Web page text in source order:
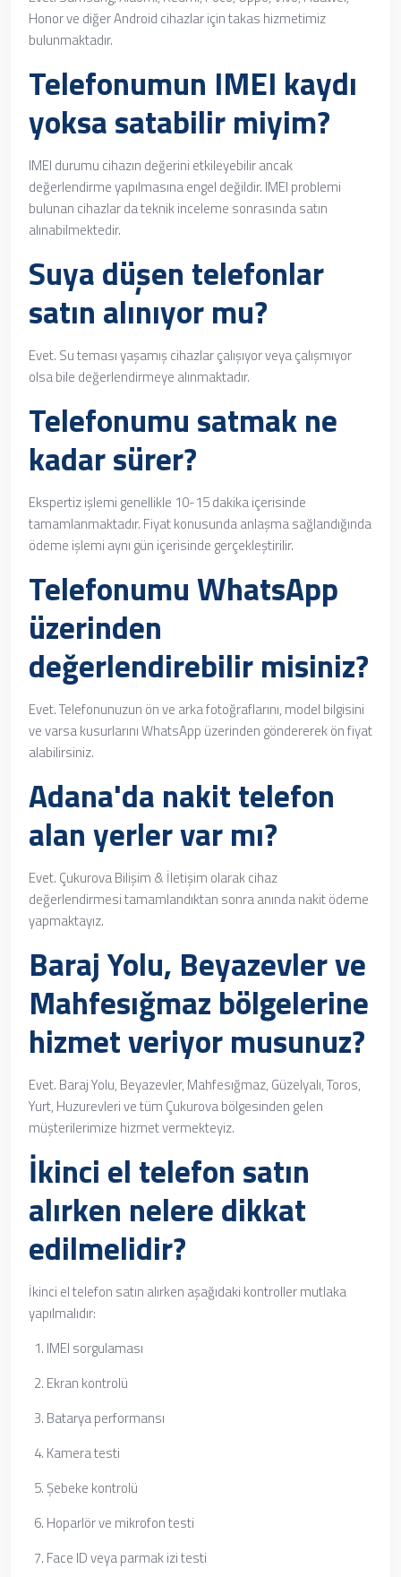
Honor ve diğer Android cihazlar için takas hizmetimiz
bulunmaktadır.
Telefonumun IMEI kaydı
yoksa satabilir miyim?
IMEI durumu cihazın değerini etkileyebilir ancak
değerlendirme yapılmasına engel değildir. IMEI problemi
bulunan cihazlar da teknik inceleme sonrasında satın
alınabilmektedir.
Suya düşen telefonlar
satın alınıyor mu?
Evet. Su teması yaşamış cihazlar çalışıyor veya çalışmıyor
olsa bile değerlendirmeye alınmaktadır.
Telefonumu satmak ne
kadar sürer?
Ekspertiz işlemi genellikle 10-15 dakika içerisinde
tamamlanmaktadır. Fiyat konusunda anlaşma sağlandığında
ödeme işlemi aynı gün içerisinde gerçekleştirilir.
Telefonumu WhatsApp
üzerinden
değerlendirebilir misiniz?
Evet. Telefonunuzun ön ve arka fotoğraflarını, model bilgisini
ve varsa kusurlarını WhatsApp üzerinden göndererek ön fiyat
alabilirsiniz.
Adana'da nakit telefon
alan yerler var mı?
Evet. Çukurova Bilişim & İletişim olarak cihaz
değerlendirmesi tamamlandıktan sonra anında nakit ödeme
yapmaktayız.
Baraj Yolu, Beyazevler ve
Mahfesığmaz bölgelerine
hizmet veriyor musunuz?
Evet. Baraj Yolu, Beyazevler, Mahfesığmaz, Güzelyalı, Toros,
Yurt, Huzurevleri ve tüm Çukurova bölgesinden gelen
müşterilerimize hizmet vermekteyiz.
İkinci el telefon satın
alırken nelere dikkat
edilmelidir?
İkinci el telefon satın alırken aşağıdaki kontroller mutlaka
yapılmalıdır:
IMEI sorgulaması
Ekran kontrolü
Batarya performansı
Kamera testi
Şebeke kontrolü
Hoparlör ve mikrofon testi
Face ID veya parmak izi testi